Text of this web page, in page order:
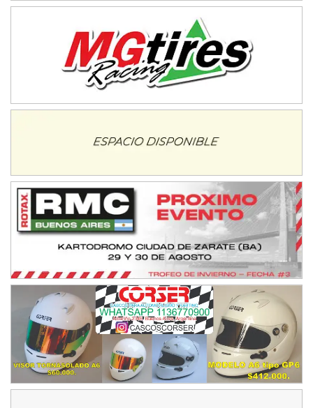
Juan Navarro (Asfalto)
El Timbó (Tucumán)
COBERTURA ESPECIAL DE E-KART.COM.AR
IAME SERIES ARGENTINA 6
Baradero (Buenos Aires)
Ciudad de Trenque Lauquen (Asfalto)
Trenque Lauquen (Buenos Aires)
ENTRERRIANO - F6 (POSTERGADA)
Parque de la Velocidad (Asfalto)
Villaguay (Entre Ríos)
VICTORIENSE - F7
El Cerro (Tierra)
Victoria (Entre Ríos)
PATAGONICO - F6
Moto Club Reginense (Tierra)
Gral. E. Godoy (Río Negro)
CSK - F7
Juventud Unida (Tierra)